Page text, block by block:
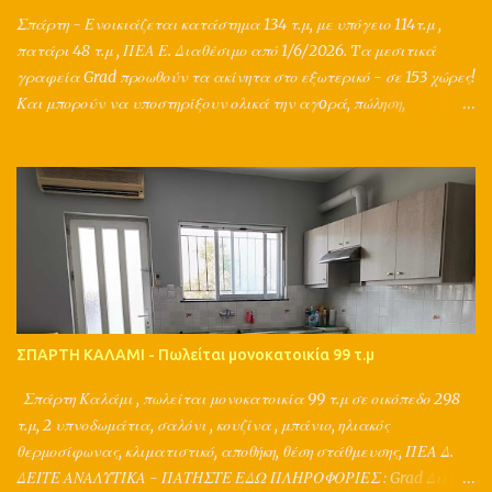
Σπάρτη - Ενοικιάζεται κατάστημα 134 τ.μ, με υπόγειο 114τ.μ ,
πατάρι 48 τ.μ , ΠΕΑ Ε. Διαθέσιμο από 1/6/2026. Tα μεσιτικά
γραφεία Grad προωθούν τα ακίνητα στο εξωτερικό - σε 153 χώρες!
Και μπορούν να υποστηρίξουν ολικά την αγoρά, πώληση,
συμβολαιογράφων, δικηγόρων, τεχνικών, λογιστών, τραπεζών και
ασφαλιστικών εταιριών. Παράλληλα παρέχουν μια ολοκληρωμένη
διαφημιστική στρατηγική για το ακίνητό σας, καθώς ο Π.Τσιμπίδης
έχει σπουδές σε διαφήμιση, marketing, δημοσιογραφία,
κτηματομεσιτικά και και κατέχει ακαδημαϊκή πιστοποίηση στις
εκτιμήσεις ακινήτων. ΠΛΗΡΟΦΟΡΙΕΣ : Grad Διεθνή Μεσιτικά
Γραφεία Αθήνα, Σπάρτη Π.Τσιμπίδης Τηλ. 2177077305,
2731026001, 6980447385 www.grad.gr
ΣΠΑΡΤΗ ΚΑΛΑΜΙ - Πωλείται μονοκατοικία 99 τ.μ
Σπάρτη Καλάμι , πωλείται μονοκατοικία 99 τ.μ σε οικόπεδο 298
τ.μ, 2 υπνοδωμάτια, σαλόνι , κουζίνα , μπάνιο, ηλιακός
θερμοσίφωνας, κλιματιστικό, αποθήκη, θέση στάθμευσης, ΠΕΑ Δ.
ΔΕΙΤΕ ΑΝΑΛΥΤΙΚΑ - ΠΑΤΗΣΤΕ ΕΔΩ ΠΛΗΡΟΦΟΡΙΕΣ : Grad Διεθνή